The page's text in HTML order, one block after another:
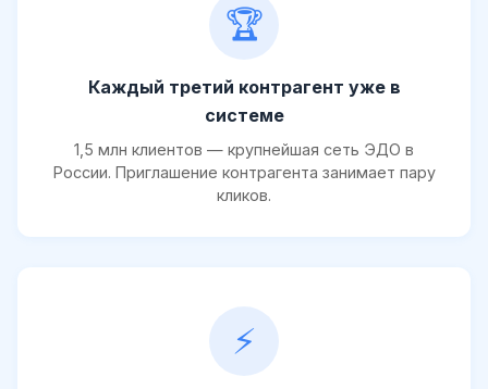
🏆
Каждый третий контрагент уже в
системе
1,5 млн клиентов — крупнейшая сеть ЭДО в
России. Приглашение контрагента занимает пару
кликов.
⚡